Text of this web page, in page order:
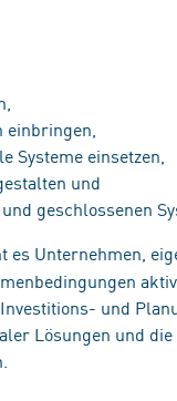
Systeme einsetzen,
und
geschlossenen
es Unternehmen,
und
Lösungen und